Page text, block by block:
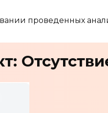
проведенных